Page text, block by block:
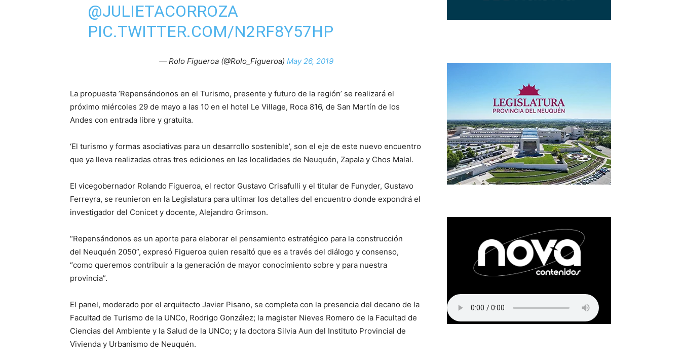
@JULIETACORROZA
PIC.TWITTER.COM/N2RF8Y57HP
— Rolo Figueroa (@Rolo_Figueroa) May 26, 2019
La propuesta ’Repensándonos en el Turismo, presente y futuro de la región’ se realizará el
próximo miércoles 29 de mayo a las 10 en el hotel Le Village, Roca 816, de San Martín de los
Andes con entrada libre y gratuita.
‘El turismo y formas asociativas para un desarrollo sostenible’, son el eje de este nuevo encuentro
que ya lleva realizadas otras tres ediciones en las localidades de Neuquén, Zapala y Chos Malal.
El vicegobernador Rolando Figueroa, el rector Gustavo Crisafulli y el titular de Funyder, Gustavo
Ferreyra, se reunieron en la Legislatura para ultimar los detalles del encuentro donde expondrá el
investigador del Conicet y docente, Alejandro Grimson.
“Repensándonos es un aporte para elaborar el pensamiento estratégico para la construcción
del Neuquén 2050”, expresó Figueroa quien resaltó que es a través del diálogo y consenso,
“como queremos contribuir a la generación de mayor conocimiento sobre y para nuestra
provincia”.
El panel, moderado por el arquitecto Javier Pisano, se completa con la presencia del decano de la
Facultad de Turismo de la UNCo, Rodrigo González; la magister Nieves Romero de la Facultad de
Ciencias del Ambiente y la Salud de la UNCo; y la doctora Silvia Aun del Instituto Provincial de
Vivienda y Urbanismo de Neuquén.